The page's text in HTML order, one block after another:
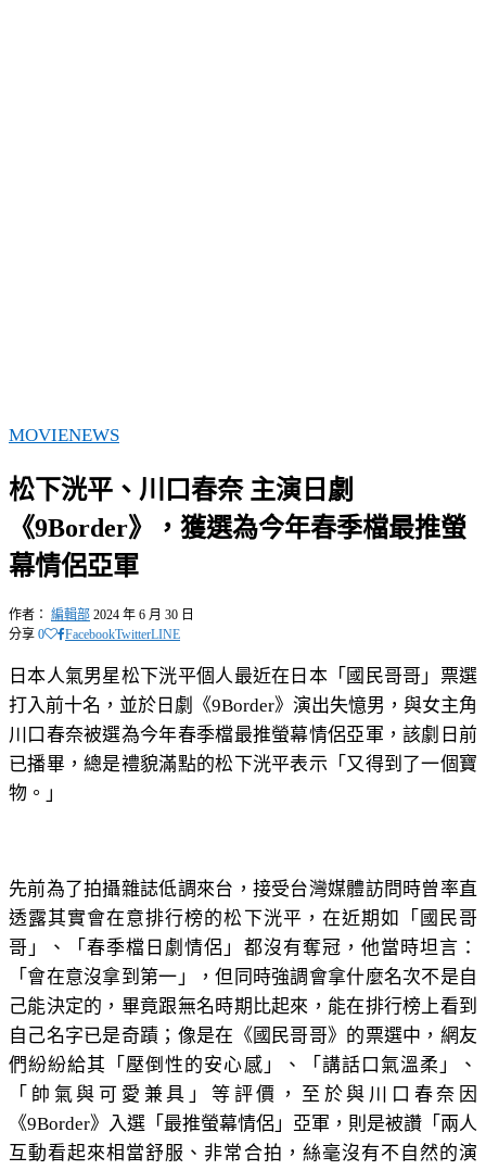
MOVIENEWS
松下洸平、川口春奈 主演日劇
《9Border》，獲選為今年春季檔最推螢
幕情侶亞軍
作者： 編輯部 2024 年 6 月 30 日
分享 0 FacebookTwitterLINE
日本人氣男星松下洸平個人最近在日本「國民哥哥」票選
打入前十名，並於日劇《9Border》演出失憶男，與女主角
川口春奈被選為今年春季檔最推螢幕情侶亞軍，該劇日前
已播畢，總是禮貌滿點的松下洸平表示「又得到了一個寶
物。」
先前為了拍攝雜誌低調來台，接受台灣媒體訪問時曾率直
透露其實會在意排行榜的松下洸平，在近期如「國民哥
哥」、「春季檔日劇情侶」都沒有奪冠，他當時坦言：
「會在意沒拿到第一」，但同時強調會拿什麼名次不是自
己能決定的，畢竟跟無名時期比起來，能在排行榜上看到
自己名字已是奇蹟；像是在《國民哥哥》的票選中，網友
們紛紛給其「壓倒性的安心感」、「講話口氣溫柔」、
「帥氣與可愛兼具」等評價，至於與川口春奈因
《9Border》入選「最推螢幕情侶」亞軍，則是被讚「兩人
互動看起來相當舒服、非常合拍，絲毫沒有不自然的演